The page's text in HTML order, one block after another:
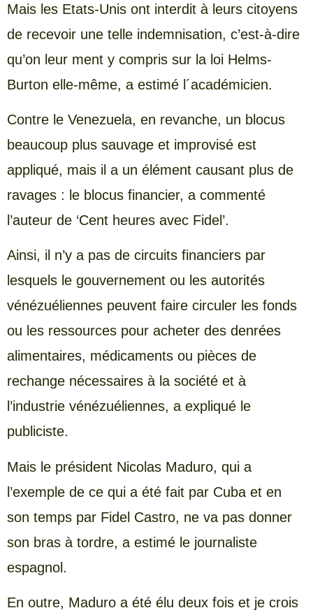
Mais les Etats-Unis ont interdit à leurs citoyens
de recevoir une telle indemnisation, c’est-à-dire
qu’on leur ment y compris sur la loi Helms-
Burton elle-même, a estimé l´académicien.
Contre le Venezuela, en revanche, un blocus
beaucoup plus sauvage et improvisé est
appliqué, mais il a un élément causant plus de
ravages : le blocus financier, a commenté
l’auteur de ‘Cent heures avec Fidel’.
Ainsi, il n’y a pas de circuits financiers par
lesquels le gouvernement ou les autorités
vénézuéliennes peuvent faire circuler les fonds
ou les ressources pour acheter des denrées
alimentaires, médicaments ou pièces de
rechange nécessaires à la société et à
l’industrie vénézuéliennes, a expliqué le
publiciste.
Mais le président Nicolas Maduro, qui a
l’exemple de ce qui a été fait par Cuba et en
son temps par Fidel Castro, ne va pas donner
son bras à tordre, a estimé le journaliste
espagnol.
En outre, Maduro a été élu deux fois et je crois